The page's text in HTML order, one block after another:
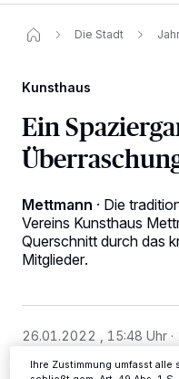
Die Stadt
Kunsthaus
Ein
Mettmann · Die
Vereins Kunsthaus
Querschnitt durch das
Mitglieder.
26.01.2022 , 15:48 Uhr
Kennungen auf Ihrem Gerät
Tracking-Technologien für
verarbeiten Daten, um Ihnen
Zwecke. Wenn Tracker
Anzeigen möglicherweise
Informationen finden Sie in
Ihre Zustimmung umfasst